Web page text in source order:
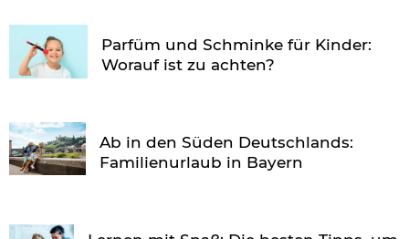
Parfüm und Schminke für Kinder:
Worauf ist zu achten?
Ab in den Süden Deutschlands:
Familienurlaub in Bayern